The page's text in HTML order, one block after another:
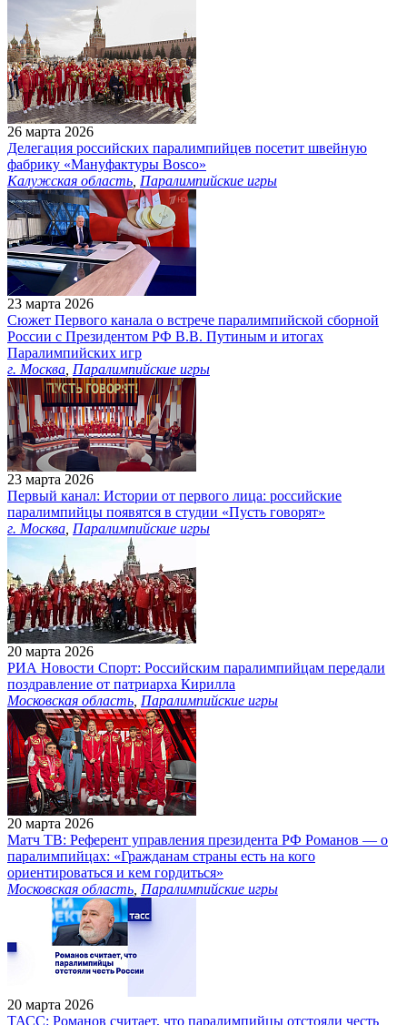
26 марта 2026
Делегация российских паралимпийцев посетит швейную
фабрику «Мануфактуры Bosco»
Калужская область Паралимпийские игры
23 марта 2026
Сюжет Первого канала о встрече паралимпийской сборной
России с Президентом РФ В.В. Путиным и итогах
Паралимпийских игр
г. Москва Паралимпийские игры
23 марта 2026
Первый канал: Истории от первого лица: российские
паралимпийцы появятся в студии «Пусть говорят»
г. Москва Паралимпийские игры
20 марта 2026
РИА Новости Спорт: Российским паралимпийцам передали
поздравление от патриарха Кирилла
Московская область Паралимпийские игры
20 марта 2026
Матч ТВ: Референт управления президента РФ Романов — о
паралимпийцах: «Гражданам страны есть на кого
ориентироваться и кем гордиться»
Московская область Паралимпийские игры
20 марта 2026
ТАСС: Романов считает, что паралимпийцы отстояли честь